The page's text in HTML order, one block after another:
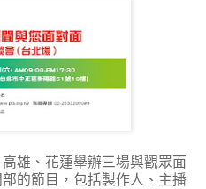
雄、花蓮舉辦三場與觀眾面
的節目，包括製作人、主播